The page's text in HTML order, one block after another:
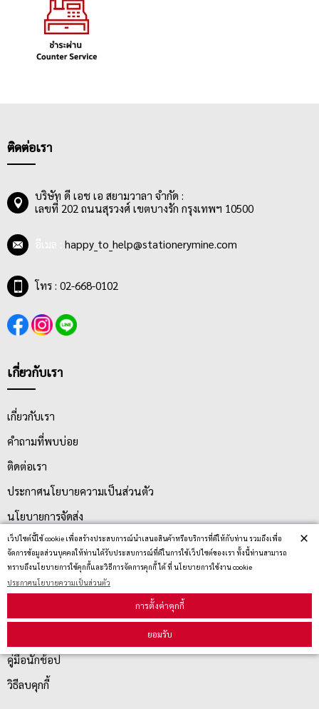
เว็ปไซต์นี้ใช้ cookie เพื่อสร้างประสบการณ์นำเสนอสินค้าหรือบริการที่ดีให้กับท่าน รวมถึงเพื่อ
จัดการข้อมูลส่วนบุคคลให้ท่านได้รับประสบการณ์ที่ดีในการใช้เว็ปไซต์ของเรา ทั้งนี้ท่านสามารถ
ทราบถึงนโยบายการใช้คุกกี้และวิธีการจัดการคุกกี้ ได้ ที่ นโยบายการใช้งาน cookie
ประกาศนโยบายความเป็นส่วนตัว
การตั้งค่าคุกกี้
ยอมรับ
×
ติดต่อเรา
บริษัท ดี เอช เอ สยามวาลา จำกัด :
เลขที่ 202 ถนนสุรวงศ์ เขตบางรัก กรุงเทพฯ 10500
happy_to_help@stationerymine.com
โทร : 02-668-0102
เกี่ยวกับเรา
เกี่ยวกับเรา
คำถามที่พบบ่อย
ติดต่อเรา
ประกาศนโยบายความเป็นส่วนตัว
นโยบายการจัดส่ง
นโยบายการเปลี่ยน/คืน สินค้า
บริการลูกค้า
คู่มือนักช้อป
วิธีลบคุกกี้